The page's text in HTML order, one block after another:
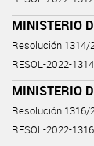
MINISTERIO
Resolución 1314/
RESOL-2022-
MINISTERIO
Resolución 1316/
RESOL-2022-